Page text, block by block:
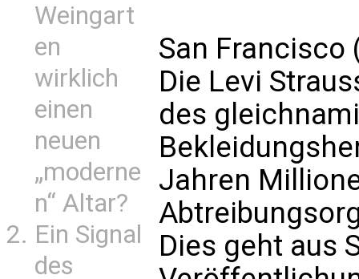
Weingart
en
wirklich
einen
neuen
„moderne
n“ Altar?
Ein Signal
des
San
Die Levi
des
Jahren
Dies geht aus